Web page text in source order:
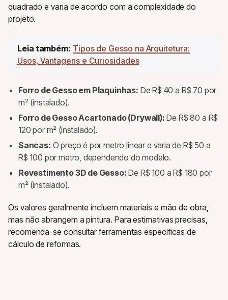
quadrado e varia de acordo com a complexidade do
projeto.
Leia também: Tipos de Gesso na Arquitetura:
Usos, Vantagens e Curiosidades
Forro de Gesso em Plaquinhas: De R$ 40 a R$ 70 por
m² (instalado).
Forro de Gesso Acartonado (Drywall): De R$ 80 a R$
120 por m² (instalado).
Sancas: O preço é por metro linear e varia de R$ 50 a
R$ 100 por metro, dependendo do modelo.
Revestimento 3D de Gesso: De R$ 100 a R$ 180 por
m² (instalado).
Os valores geralmente incluem materiais e mão de obra,
mas não abrangem a pintura. Para estimativas precisas,
recomenda-se consultar ferramentas específicas de
cálculo de reformas.